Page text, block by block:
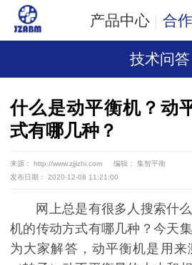
产品中心 合
技术问答
什么是动平衡机？动
式有哪几种？
来源： http://www.zjjizhi.com
编辑： 集智平衡
发布日期： 2020-12-08 11:21:00
网上总是有很多人搜索什
机的传动方式有哪几种？今天
为大家解答，动平衡机是用